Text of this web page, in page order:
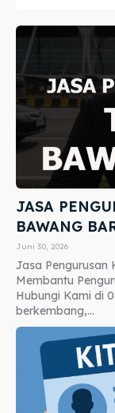
JASA
BAWANG
Juni 30, 2026
Jasa Pengurusan
Membantu
Hubungi Kami di
berkembang,...